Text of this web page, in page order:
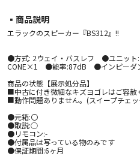
▪︎商品説明
エラックのスピーカー『BS312』!!
●方式: 2ウェイ・バスレフ ●ユニット:
CONE×1 ●能率:87dB ●インピーダ
商品の状態【展示処分品】
■中古に付き微細なキズヨゴレはご容赦
■動作問題ありません。(スイープチェッ
●元箱:〇
●取説:○
●リモコン:-
●付属品は写っている物のみです
●保証期間:6ヶ月